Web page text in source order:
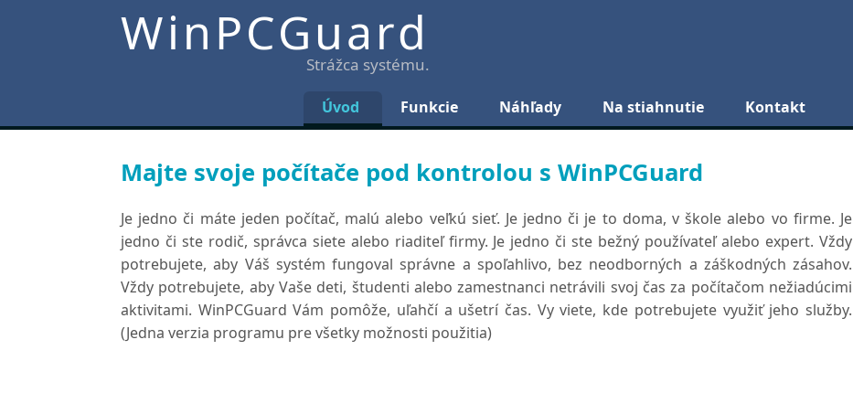
WinPCGuard
Strážca systému.
Úvod Funkcie Náhľady Na stiahnutie Kontakt
Majte svoje počítače pod kontrolou s WinPCGuard
Je jedno či máte jeden počítač, malú alebo veľkú sieť. Je jedno či je to doma, v škole alebo vo firme. Je
jedno či ste rodič, správca siete alebo riaditeľ firmy. Je jedno či ste bežný používateľ alebo expert. Vždy
potrebujete, aby Váš systém fungoval správne a spoľahlivo, bez neodborných a záškodných zásahov.
Vždy potrebujete, aby Vaše deti, študenti alebo zamestnanci netrávili svoj čas za počítačom nežiadúcimi
aktivitami. WinPCGuard Vám pomôže, uľahčí a ušetrí čas. Vy viete, kde potrebujete využiť jeho služby.
(Jedna verzia programu pre všetky možnosti použitia)